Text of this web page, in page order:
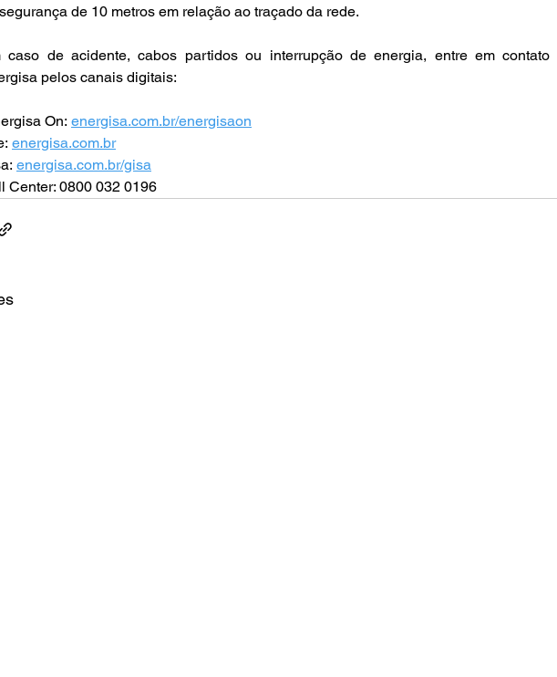
de 10 metros em relação ao traçado da rede.
caso de acidente, cabos partidos ou interrupção de energia, entre em contato
pelos canais digitais:
On: energisa.com.br/energisaon
energisa.com.br
energisa.com.br/gisa
Center: 0800 032 0196